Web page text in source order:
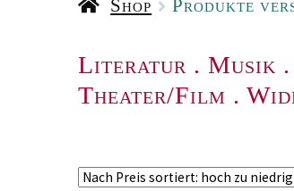
Shop Produkte
Literatur . Musik .
Theater/Film .